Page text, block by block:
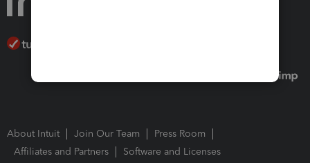
About Intuit Join Our Team
Press Room
Affiliates and Partners
Software and Licenses